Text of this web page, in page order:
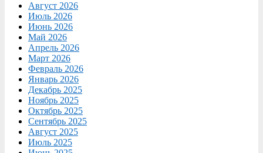
Август 2026
Июль 2026
Июнь 2026
Май 2026
Апрель 2026
Март 2026
Февраль 2026
Январь 2026
Декабрь 2025
Ноябрь 2025
Октябрь 2025
Сентябрь 2025
Август 2025
Июль 2025